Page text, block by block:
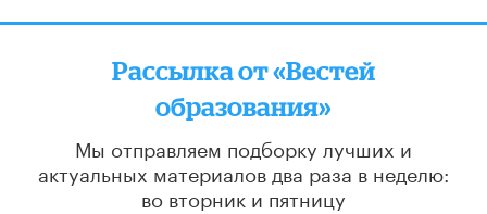
Рассылка от «Вестей
образования»
Мы отправляем подборку лучших и
актуальных материалов два раза в неделю:
во вторник и пятницу